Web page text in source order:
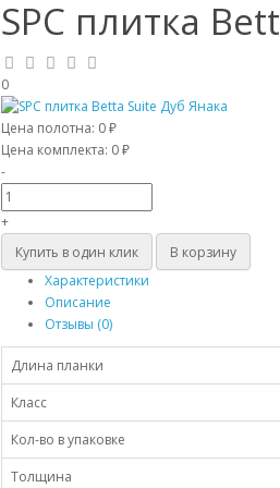
SPC плитка
0
Цена полотна: 0 ₽
Цена комплекта: 0 ₽
-
+
Купить в один клик
В корзину
Характеристики
Описание
Отзывы (0)
Длина планки
Класс
Кол-во в упаковке
Толщина